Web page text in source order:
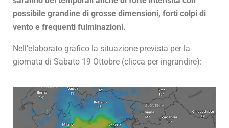
possibile grandine di grosse dimensioni, forti colpi di
vento e frequenti fulminazioni.
Nell’elaborato grafico la situazione prevista per la
giornata di Sabato 19 Ottobre (clicca per ingrandire):